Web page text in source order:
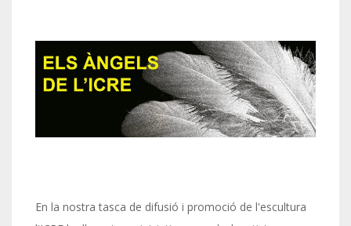
En la nostra tasca de difusió i promoció de l'escultura